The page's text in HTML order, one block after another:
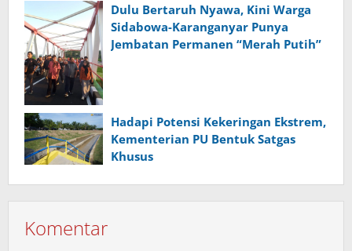
Dulu Bertaruh Nyawa, Kini Warga
Sidabowa-Karanganyar Punya
Jembatan Permanen “Merah Putih”
Hadapi Potensi Kekeringan Ekstrem,
Kementerian PU Bentuk Satgas
Khusus
Komentar